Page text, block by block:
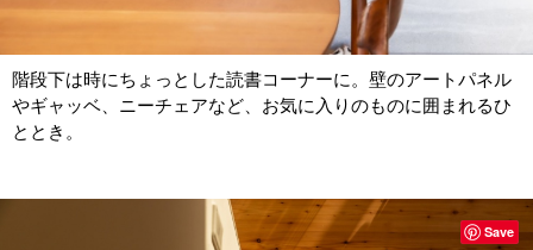
階段下は時にちょっとした読書コーナーに。壁のアートパネル
やギャッベ、ニーチェアなど、お気に入りのものに囲まれるひ
ととき。
Save